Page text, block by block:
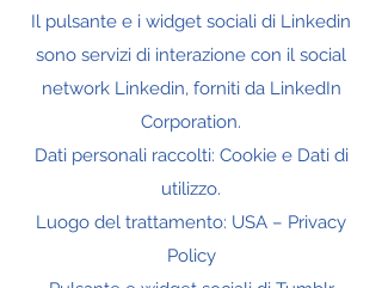
Il pulsante e i widget sociali di Linkedin
sono servizi di interazione con il social
network Linkedin, forniti da LinkedIn
Corporation.
Dati personali raccolti: Cookie e Dati di
utilizzo.
Luogo del trattamento: USA – Privacy
Policy